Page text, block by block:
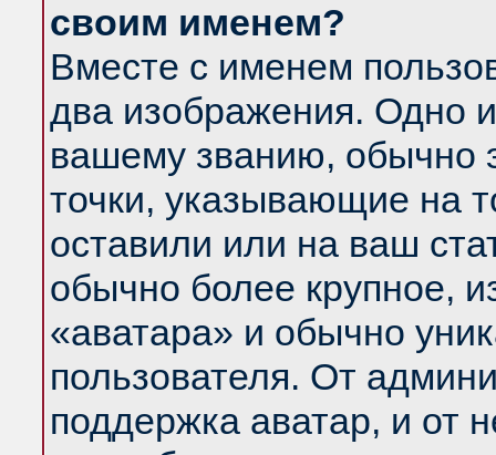
своим именем?
Вместе с именем
два изображения. Одно
вашему званию, обычно
точки, указывающие на
оставили или на ваш
обычно более крупное,
«аватара» и обычно
пользователя. От
поддержка аватар, и от